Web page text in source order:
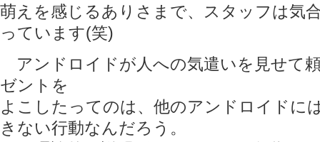
萌えを感じるありさまで、スタッフは気
っています(笑)
アンドロイドが人への気遣いを見せて
ゼントを
よこしたってのは、他のアンドロイドに
きない行動なんだろう。